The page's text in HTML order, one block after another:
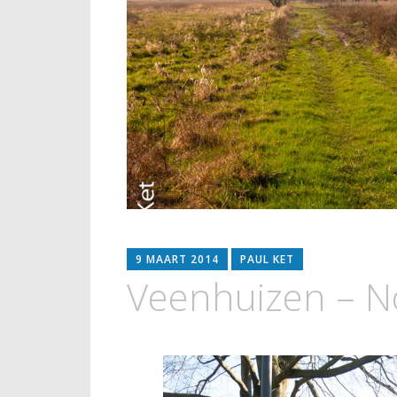
9 MAART 2014 PAUL KET
Veenhuizen –